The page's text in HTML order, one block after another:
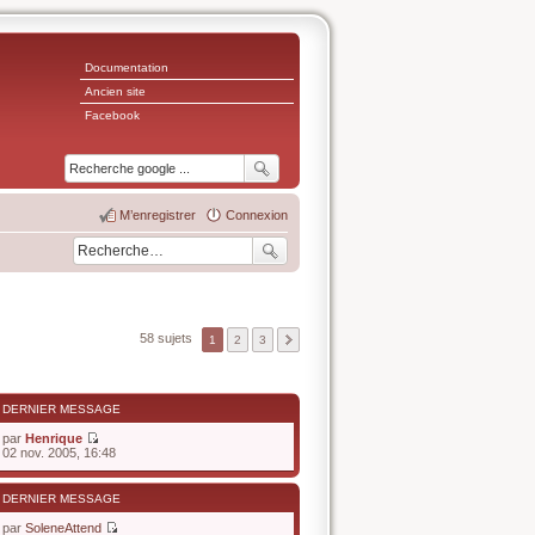
Documentation
Ancien site
Facebook
Connexion
M’enregistrer
58 sujets 1 2 3
DERNIER MESSAGE
par Henrique
V
i
r
l
e
02 nov. 2005, 16:48
DERNIER MESSAGE
par SoleneAttend